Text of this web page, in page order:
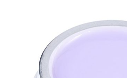
зображень